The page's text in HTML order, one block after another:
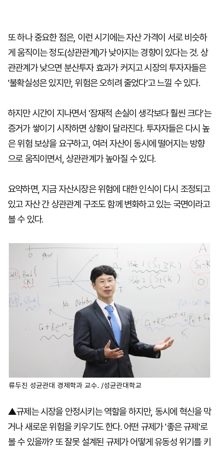
또 하나 중요한 점은, 이런 시기에는 자산 가격이 서로 비슷하
게 움직이는 정도(상관관계)가 낮아지는 경향이 있다는 것. 상
관관계가 낮으면 분산투자 효과가 커지고 시장의 투자자들은
'불확실성은 있지만, 위험은 오히려 줄었다'고 느낄 수 있다.
하지만 시간이 지나면서 '잠재적 손실이 생각보다 훨씬 크다'는
증거가 쌓이기 시작하면 상황이 달라진다. 투자자들은 다시 높
은 위험 보상을 요구하고, 여러 자산이 동시에 떨어지는 방향
으로 움직이면서, 상관관계가 높아질 수 있다.
요약하면, 지금 자산시장은 위험에 대한 인식이 다시 조정되고
있고 자산 간 상관관계 구조도 함께 변화하고 있는 국면이라고
볼 수 있다.
류두진 성균관대 경제학과 교수. /성균관대학교
▲규제는 시장을 안정시키는 역할을 하지만, 동시에 혁신을 막
거나 새로운 위험을 키우기도 한다. 어떤 규제가 '좋은 규제'로
볼 수 있을까? 또 잘못 설계된 규제가 어떻게 유동성 위기를 키